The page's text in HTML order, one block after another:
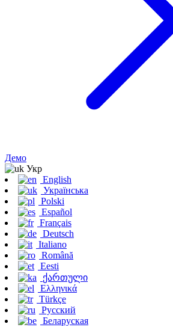
Демо
Укр
English
Українська
Polski
Español
Français
Deutsch
Italiano
Română
Eesti
ქართული
Ελληνικά
Türkçe
Русский
Беларуская